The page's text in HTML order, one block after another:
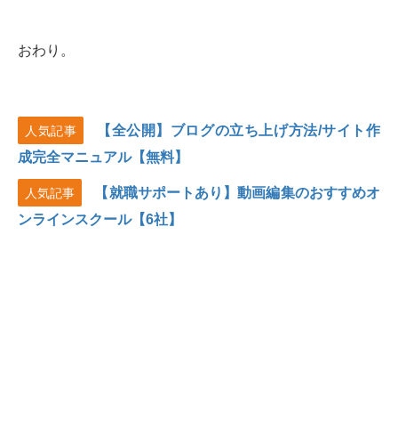
おわり。
人気記事
【全公開】ブログの立ち上げ方法/サイト作
成完全マニュアル【無料】
人気記事
【就職サポートあり】動画編集のおすすめオ
ンラインスクール【6社】